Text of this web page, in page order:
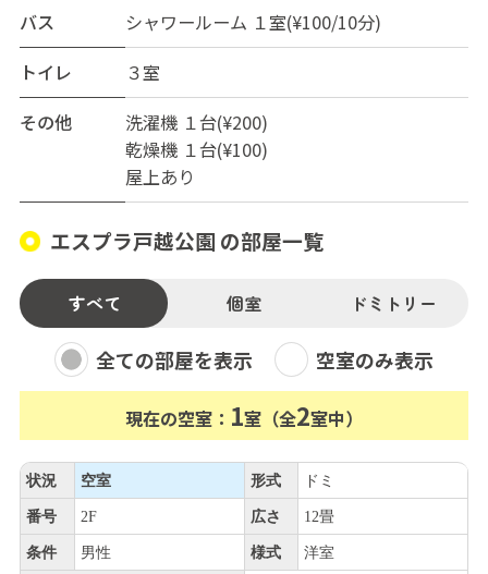
バス
シャワールーム １室(¥100/10分)
トイレ
３室
その他
洗濯機 １台(¥200)
乾燥機 １台(¥100)
屋上あり
エスプラ戸越公園 の部屋一覧
すべて 個室 ドミトリー
全ての部屋を表示 空室のみ表示
現在の空室： 1室（全2室中）
状況 空室 形式 ドミ
番号 2F 広さ 12畳
条件 男性 様式 洋室